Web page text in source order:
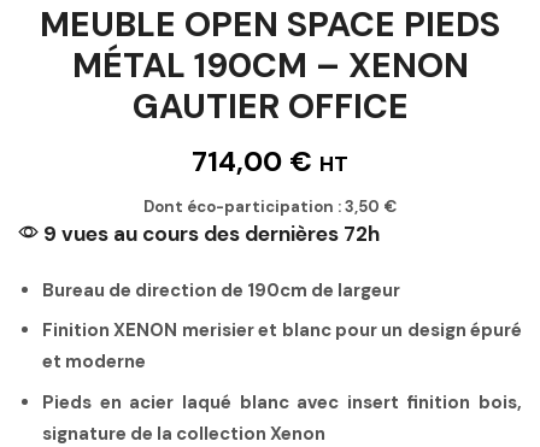
MEUBLE OPEN SPACE PIEDS
MÉTAL 190CM – XENON
GAUTIER OFFICE
714,00 € HT
Dont éco-participation :3,50 €
9 vues au cours des dernières 72h
Bureau de direction de 190cm de largeur
Finition XENON merisier et blanc pour un design épuré
et moderne
Pieds en acier laqué blanc avec insert finition bois,
signature de la collection Xenon